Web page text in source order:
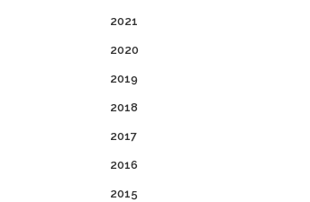
2021
2020
2019
2018
2017
2016
2015